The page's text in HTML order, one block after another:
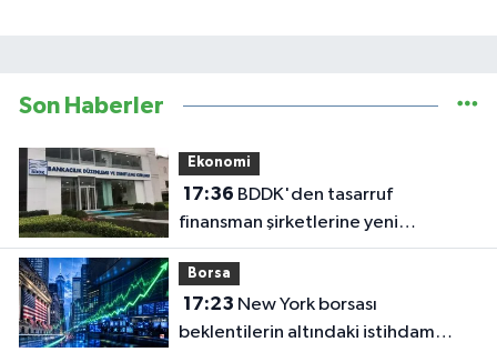
Son Haberler
Ekonomi
17:36
finansman şirketlerine yeni
düzenleme
Borsa
17:23
beklentilerin altındaki istihdam